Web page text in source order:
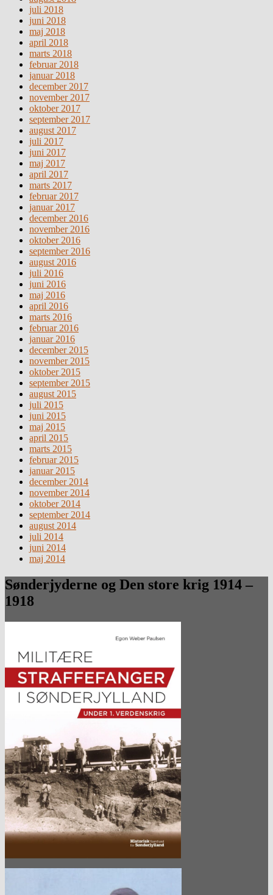
juli 2018
juni 2018
maj 2018
april 2018
marts 2018
februar 2018
januar 2018
december 2017
november 2017
oktober 2017
september 2017
august 2017
juli 2017
juni 2017
maj 2017
april 2017
marts 2017
februar 2017
januar 2017
december 2016
november 2016
oktober 2016
september 2016
august 2016
juli 2016
juni 2016
maj 2016
april 2016
marts 2016
februar 2016
januar 2016
december 2015
november 2015
oktober 2015
september 2015
august 2015
juli 2015
juni 2015
maj 2015
april 2015
marts 2015
februar 2015
januar 2015
december 2014
november 2014
oktober 2014
september 2014
august 2014
juli 2014
juni 2014
maj 2014
Sønderjyderne og Den store krig 1914 –
1918